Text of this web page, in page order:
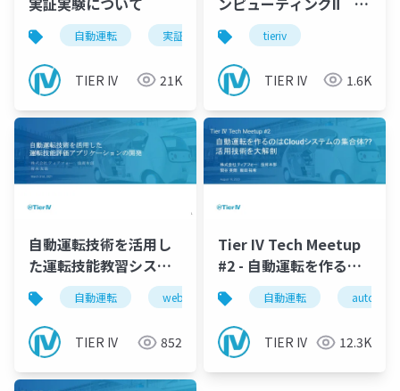
自動運転 実証実験 自治体
TIER IV 21K
ープニング&クロージン
グ
tieriv
TIER IV 1.6K
自動運転技術を活用し
た運転技能教習システ
ムの開発自動運転 web sre ai教習
TIER IV 852
Tier IV Tech Meetup
#2 - 自動運転を作るの
はCloudシステムの集
合体?? 活用技術を大解
剖 -
自動運転 autoware
TIER IV 12.3K